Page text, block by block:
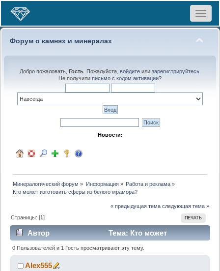
Toggle
Форум о камнях и минералах
Добро пожаловать, Гость. Пожалуйста, войдитеили зарегистрируйтесь.
Не получили письмо с кодом активации?
Новости:
Минералогический форум » Информация» Работа и реклама»
Кто может изготовить сферы из белого мрамора?
« предыдущая тема следующая тема »
ПЕЧАТЬ
Страницы: [1]
Автор
Тема: Кто может
изготовить сферы из белого мрамора? (Прочитано
2221 раз)
0 Пользователей и 1 Гость просматривают эту тему.
Alex555